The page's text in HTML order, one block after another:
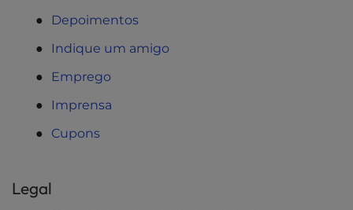
Depoimentos
Indique um amigo
Emprego
Imprensa
Cupons
Legal